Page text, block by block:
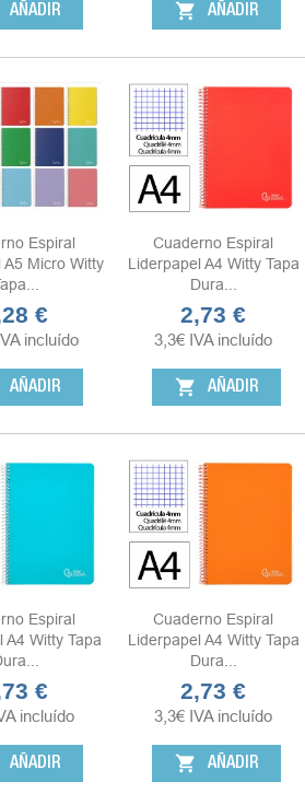
AÑADIR shopping_cart AÑADIR
Espiral
A5 Micro Witty
€
incluído
AÑADIR
Cuaderno Espiral
Liderpapel A4 Witty Tapa
Dura...
Precio
2,73 €
3,3€ IVA incluído
shopping_cart AÑADIR
Espiral
A4 Witty Tapa
€
incluído
AÑADIR
Cuaderno Espiral
Liderpapel A4 Witty Tapa
Dura...
Precio
2,73 €
3,3€ IVA incluído
shopping_cart AÑADIR